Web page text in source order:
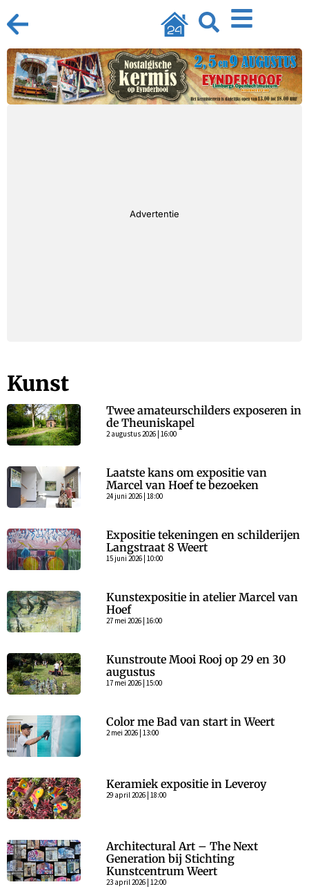
Advertentie
Kunst
Twee amateurschilders exposeren in
de Theuniskapel
2 augustus 2026 | 16:00
Laatste kans om expositie van
Marcel van Hoef te bezoeken
24 juni 2026 | 18:00
Expositie tekeningen en schilderijen
Langstraat 8 Weert
15 juni 2026 | 10:00
Kunstexpositie in atelier Marcel van
Hoef
27 mei 2026 | 16:00
Kunstroute Mooi Rooj op 29 en 30
augustus
17 mei 2026 | 15:00
Color me Bad van start in Weert
2 mei 2026 | 13:00
Keramiek expositie in Leveroy
29 april 2026 | 18:00
Architectural Art – The Next
Generation bij Stichting
Kunstcentrum Weert
23 april 2026 | 12:00